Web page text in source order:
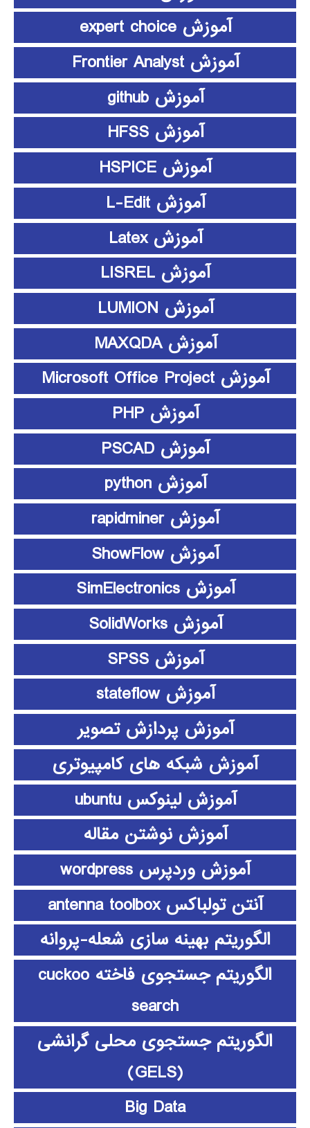
آموزش expert choice
آموزش Frontier Analyst
آموزش github
آموزش HFSS
آموزش HSPICE
آموزش L-Edit
آموزش Latex
آموزش LISREL
آموزش LUMION
آموزش MAXQDA
آموزش Microsoft Office Project
آموزش PHP
آموزش PSCAD
آموزش python
آموزش rapidminer
آموزش ShowFlow
آموزش SimElectronics
آموزش SolidWorks
آموزش SPSS
آموزش stateflow
آموزش پردازش تصویر
آموزش شبکه های کامپیوتری
آموزش لینوکس ubuntu
آموزش نوشتن مقاله
آموزش وردپرس wordpress
آنتن تولباکس antenna toolbox
الگوریتم بهینه سازی شعله-پروانه
الگوریتم جستجوی فاخته cuckoo
search
الگوریتم جستجوی محلی گرانشی
(GELS)
Big Data